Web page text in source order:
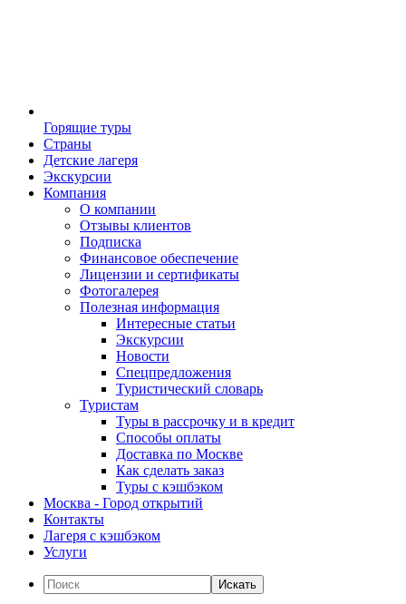
Горящие туры
Страны
Детские лагеря
Экскурсии
Компания
О компании
Отзывы клиентов
Подписка
Финансовое обеспечение
Лицензии и сертификаты
Фотогалерея
Полезная информация
Интересные статьи
Экскурсии
Новости
Спецпредложения
Туристический словарь
Туристам
Туры в рассрочку и в кредит
Способы оплаты
Доставка по Москве
Как сделать заказ
Туры с кэшбэком
Москва - Город открытий
Контакты
Лагеря с кэшбэком
Услуги
Искать